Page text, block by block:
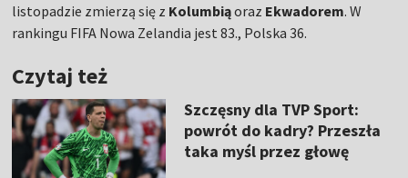
listopadzie zmierzą się z Kolumbiąoraz Ekwadorem. W
rankingu FIFA Nowa Zelandia jest 83., Polska 36.
Czytaj też
Szczęsny dla TVP Sport:
powrót do kadry? Przeszła
taka myśl przez głowę